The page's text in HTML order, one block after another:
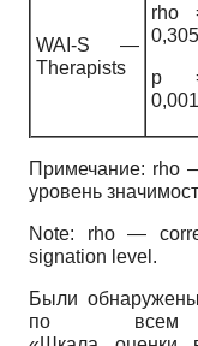
WAI-S —
Therapists
rho
0,305
p
0,001
Примечание: rho
уровень
Note: rho —
signation level.
Были
по всем